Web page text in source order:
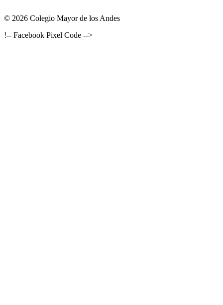
© 2026 Colegio Mayor de los Andes
!-- Facebook Pixel Code -->